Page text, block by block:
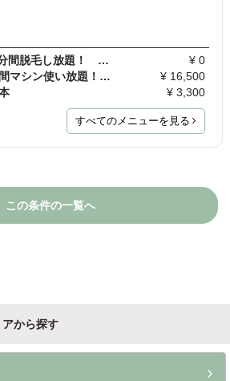
【セルフ脱毛】２０分間脱毛し放題！ 回数券ご購入…
¥ 0
【セルフ痩身】20分間マシン使い放題！ 5回分回数券♪
¥ 16,500
¥ 3,300
すべてのメニューを見る
この条件の一覧へ
から探す